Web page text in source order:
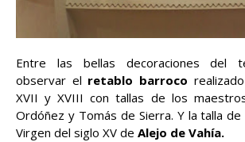
Entre las bellas decoraciones del
observar el retablo barroco
XVII y XVIII con tallas de los
Ordóñez y Tomás de Sierra. Y la talla de
Virgen del siglo XV de Alejo de Vahía.